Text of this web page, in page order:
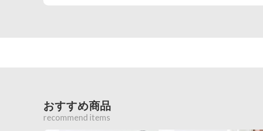
おすすめ商品
recommend items